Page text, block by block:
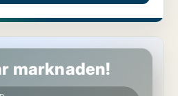
marknaden!